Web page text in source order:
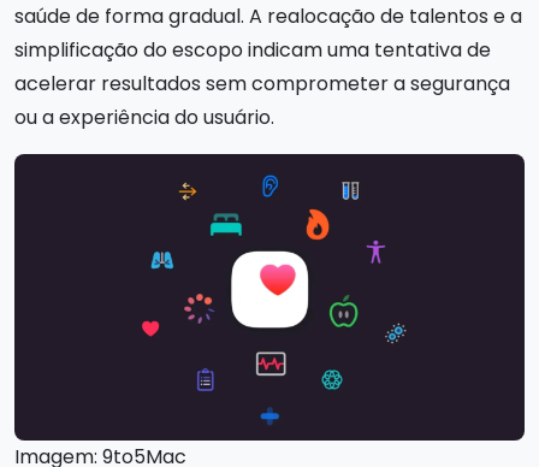
saúde de forma gradual. A realocação de talentos e a
simplificação do escopo indicam uma tentativa de
acelerar resultados sem comprometer a segurança
ou a experiência do usuário.
Imagem: 9to5Mac